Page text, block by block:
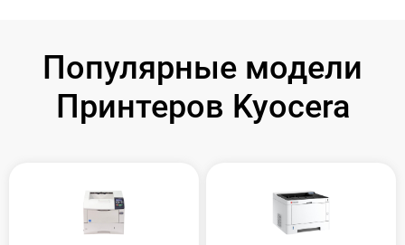
Популярные модели
Принтеров Kyocera